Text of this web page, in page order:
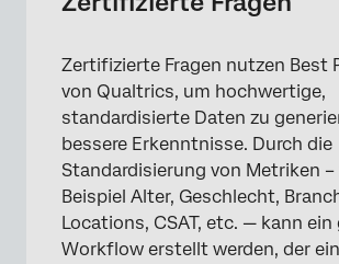
Zertifizierte Fragen nutzen Best
von Qualtrics, um hochwertige,
standardisierte Daten zu
bessere Erkenntnisse. Durch die
Standardisierung von Metriken –
Beispiel Alter, Geschlecht,
Locations, CSAT, etc. — kann ein
Workflow erstellt werden, der